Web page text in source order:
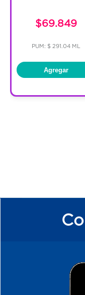
$69.849
PUM: $ 291.04 ML
Agregar